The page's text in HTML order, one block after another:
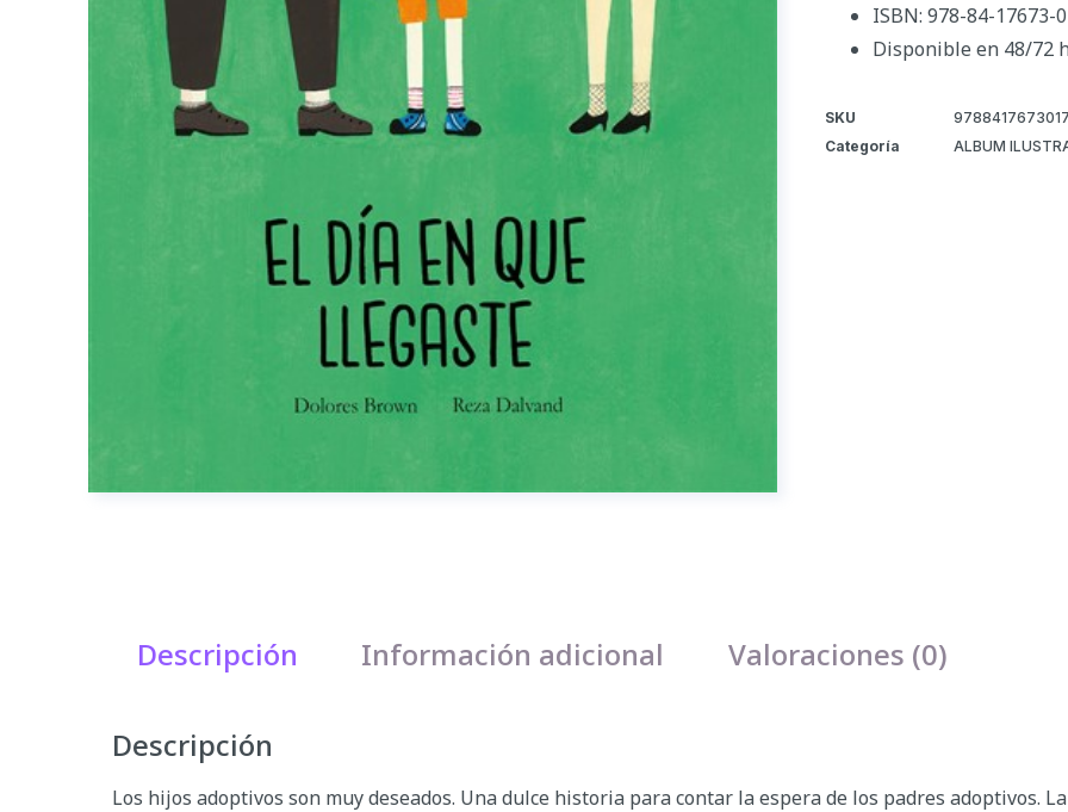
ISBN: 978-84-17673-
Disponible en 48/72
SKU
9788417673017
Categoría
ALBUM
Descripción Información adicional Valoraciones (0)
Descripción
Los hijos adoptivos son muy deseados. Una dulce historia para contar la espera de los padres adoptivos.